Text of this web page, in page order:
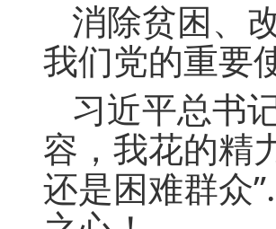
消除贫困、
我们党的重要
习近平总书
容，我花的精
还是困难群众